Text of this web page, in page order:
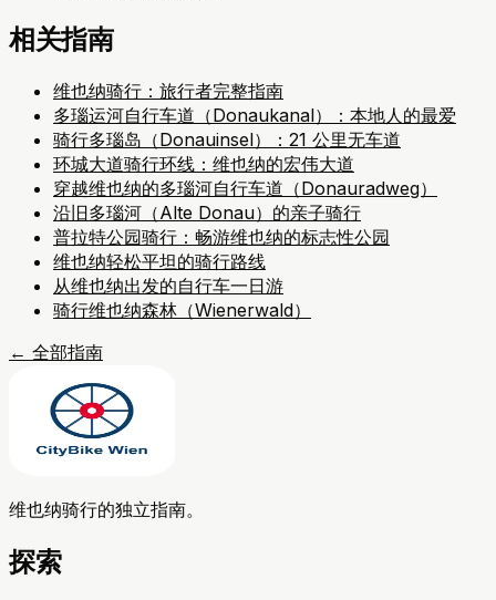
相关指南
维也纳骑行：旅行者完整指南
多瑙运河自行车道（Donaukanal）：本地人的最爱
骑行多瑙岛（Donauinsel）：21 公里无车道
环城大道骑行环线：维也纳的宏伟大道
穿越维也纳的多瑙河自行车道（Donauradweg）
沿旧多瑙河（Alte Donau）的亲子骑行
普拉特公园骑行：畅游维也纳的标志性公园
维也纳轻松平坦的骑行路线
从维也纳出发的自行车一日游
骑行维也纳森林（Wienerwald）
← 全部指南
维也纳骑行的独立指南。
探索